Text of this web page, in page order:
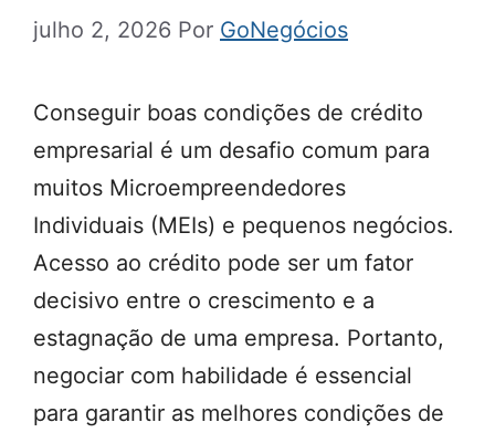
julho 2, 2026 Por GoNegócios
Conseguir boas condições de crédito
empresarial é um desafio comum para
muitos Microempreendedores
Individuais (MEIs) e pequenos negócios.
Acesso ao crédito pode ser um fator
decisivo entre o crescimento e a
estagnação de uma empresa. Portanto,
negociar com habilidade é essencial
para garantir as melhores condições de